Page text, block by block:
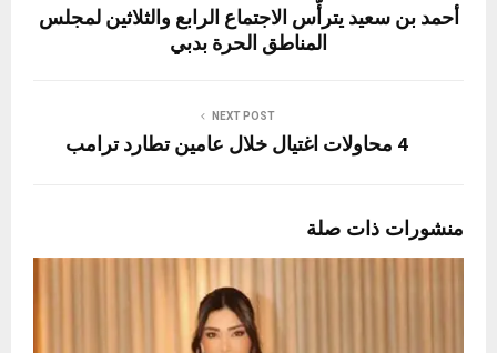
أحمد بن سعيد يترأّس الاجتماع الرابع والثلاثين لمجلس
المناطق الحرة بدبي
NEXT POST
4 محاولات اغتيال خلال عامين تطارد ترامب
منشورات ذات صلة